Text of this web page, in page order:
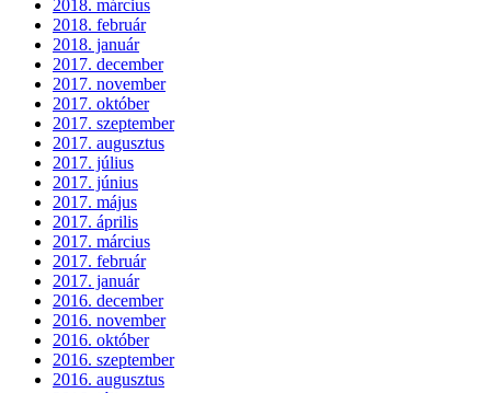
2018. március
2018. február
2018. január
2017. december
2017. november
2017. október
2017. szeptember
2017. augusztus
2017. július
2017. június
2017. május
2017. április
2017. március
2017. február
2017. január
2016. december
2016. november
2016. október
2016. szeptember
2016. augusztus